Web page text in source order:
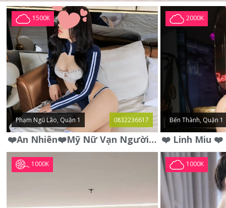
1500K
Phạm Ngũ Lão, Quận 1 0832236617
❤️An Nhiên❤️Mỹ Nữ Vạn Người Mê,Da Trắng, Mặt Xynh, Đẹp Từng
2000K
Bến Thành, Quận 1
1000K 1000K